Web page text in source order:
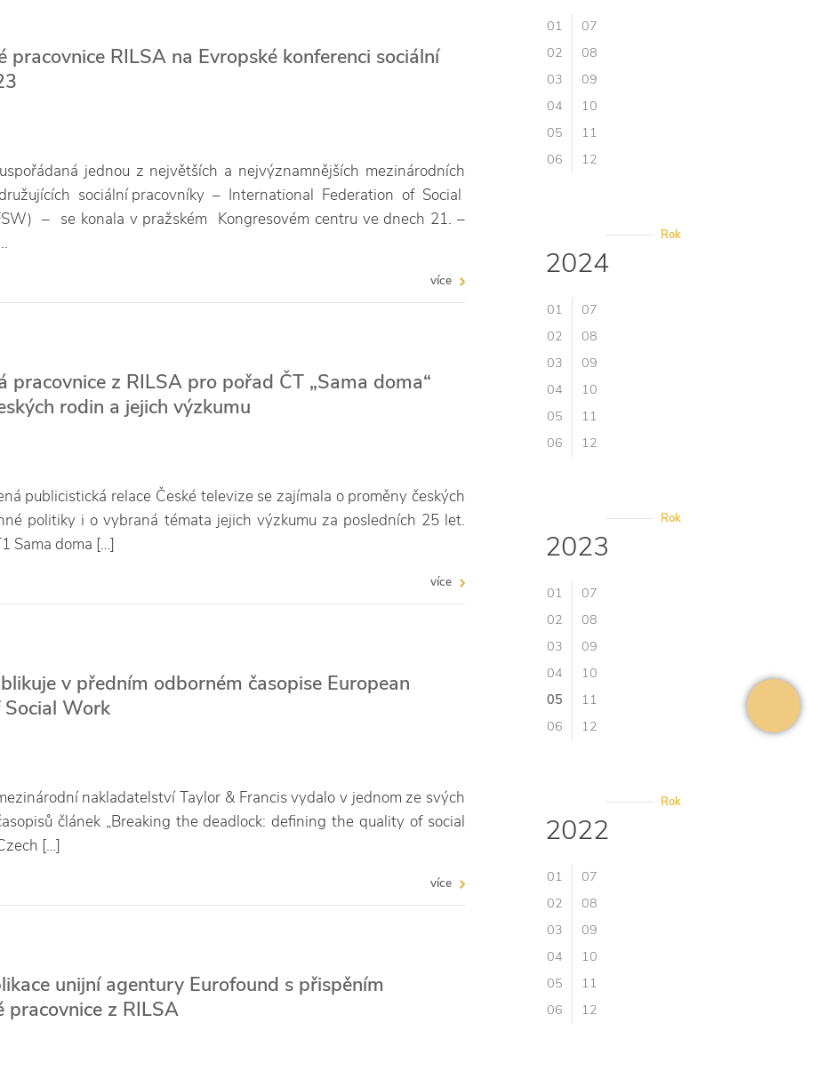
pracovnice RILSA na Evropské konferenci sociální
jednou z největších a nejvýznamnějších mezinárodních
sociální pracovníky – International Federation of Social
– se konala v pražském Kongresovém centru ve dnech 21. –
více
pracovnice z RILSA pro pořad ČT „Sama doma“
rodin a jejich výzkumu
publicistická relace České televize se zajímala o proměny českých
politiky i o vybraná témata jejich výzkumu za posledních 25 let.
Sama doma […]
více
v předním odborném časopise European
Social Work
nakladatelství Taylor & Francis vydalo v jednom ze svých
článek „Breaking the deadlock: defining the quality of social
[…]
více
unijní agentury Eurofound s přispěním
pracovnice z RILSA
01
02
03
04
05
06
07
08
09
10
11
12
Rok
2024
01
02
03
04
05
06
07
08
09
10
11
12
Rok
2023
01
02
03
04
05
06
07
08
09
10
11
12
Rok
2022
01
02
03
04
05
06
07
08
09
10
11
12